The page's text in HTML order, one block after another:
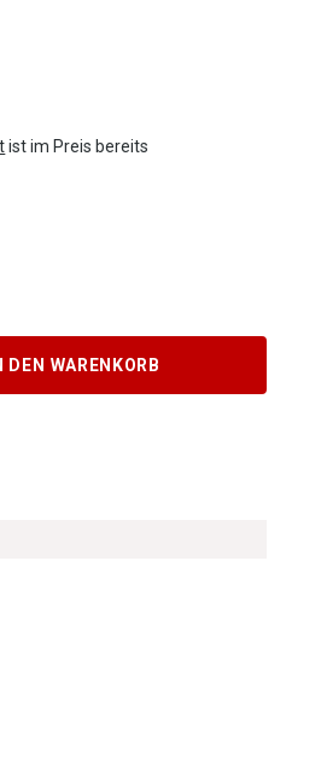
ist im Preis bereits
Wert ein oder benutze die
DEN WARENKORB